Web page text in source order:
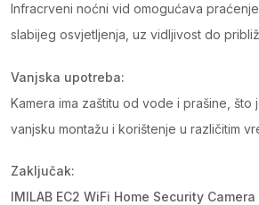
Infracrveni noćni vid omogućava
slabijeg osvjetljenja, uz vidljivost do
Vanjska upotreba:
Kamera ima zaštitu od vode i prašine, što
vanjsku montažu i korištenje u različitim
Zaključak:
IMILAB EC2 WiFi Home Security Camera